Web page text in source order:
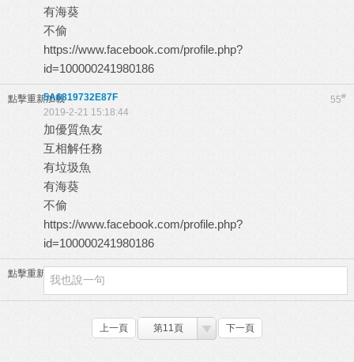
有海葵
不偷
https://www.facebook.com/profile.php?
id=100000241980186
點擊重新加載 55#
5A6819732E87F
2019-2-21 15:18:44
加優質魚友
互相解任務
有垃圾魚
有海葵
不偷
https://www.facebook.com/profile.php?
id=100000241980186
點擊重新加載
上一頁 第11頁 下一頁